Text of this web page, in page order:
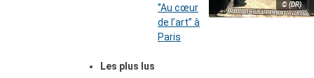
© (DR)
‘’Au cœur
de l’art’’ à
Paris
Les plus lus